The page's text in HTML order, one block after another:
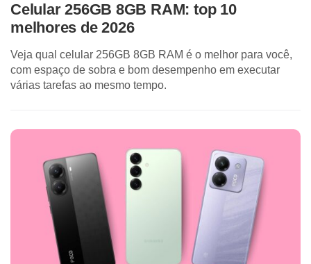
Celular 256GB 8GB RAM: top 10
melhores de 2026
Veja qual celular 256GB 8GB RAM é o melhor para você,
com espaço de sobra e bom desempenho em executar
várias tarefas ao mesmo tempo.